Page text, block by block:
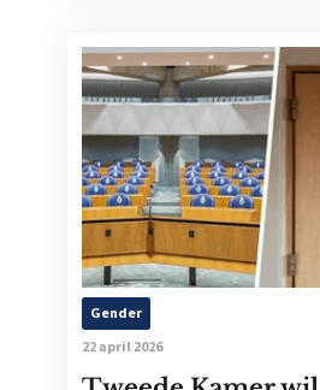
Gender
22 april 2026